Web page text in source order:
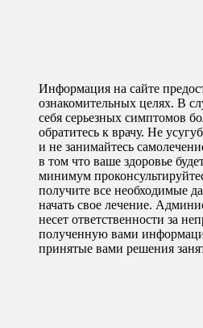
Информация на сайте
ознакомительных целях. В
себя серьезных симптомов
обратитесь к врачу. Не
и не занимайтесь
в том что ваше здоровье
минимум
получите все необходимые
начать свое лечение.
несет ответственности за
полученную вами
принятые вами решения